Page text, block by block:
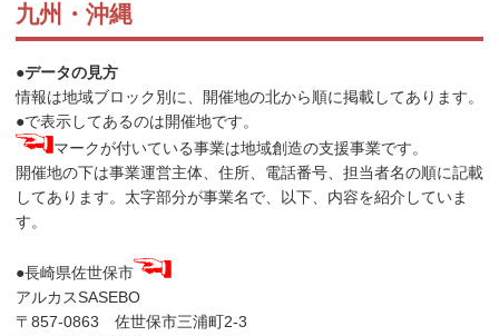
九州・沖縄
●データの見方
情報は地域ブロック別に、開催地の北から順に掲載してあります。
●で表示してあるのは開催地です。
マークが付いている事業は地域創造の支援事業です。
開催地の下は事業運営主体、住所、電話番号、担当者名の順に記載
してあります。太字部分が事業名で、以下、内容を紹介していま
す。
●長崎県佐世保市
アルカスSASEBO
〒857-0863 佐世保市三浦町2-3